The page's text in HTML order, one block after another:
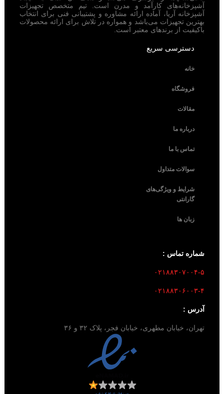
آشپزخانه‌های کارآمد و مدرن است. تیم متخصص تجهیزات
آشپزخانه آریا، آماده ارائه مشاوره و پشتیبانی فنی برای انتخاب
بهترین تجهیزات می‌باشد و همواره در تلاش برای ارائه محصولات
باکیفیت از برندهای معتبر است.
دسترسی سریع
خانه
فروشگاه
مقالات
درباره ما
تماس با ما
سوالات متداول
شرایط و ویژگی‌های
گارانتی
زبان ها
شماره تماس :
۰۲۱۸۸۳۰۷۰۰۴-۵
۰۲۱۸۸۳۰۶۰۰۳-۴
آدرس :
تهران، خیابان مطهری، خیابان فجر، پلاک ۳۲ و ۳۶